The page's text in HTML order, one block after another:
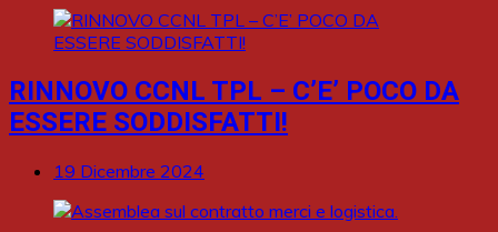
RINNOVO CCNL TPL – C’E’ POCO DA
ESSERE SODDISFATTI!
19 Dicembre 2024